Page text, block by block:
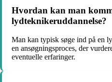
Hvordan kan man
lydteknikeruddannelse?
Man kan typisk søge ind på en
en ansøgningsproces, der
eventuelle erfaringer.